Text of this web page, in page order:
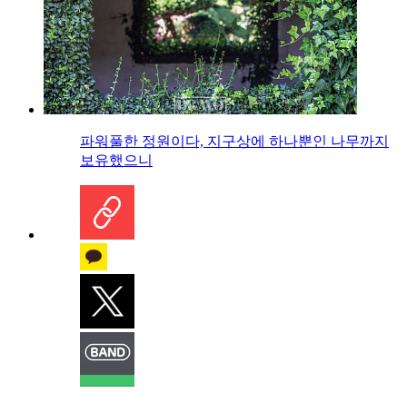
파워풀한 정원이다, 지구상에 하나뿐인 나무까지
보유했으니